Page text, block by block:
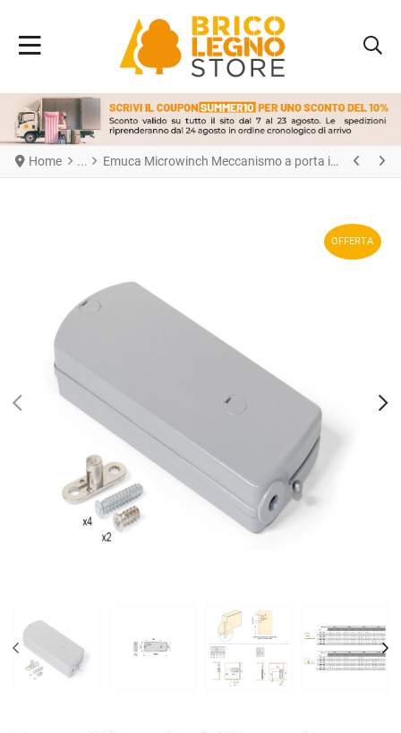
Home Emuca Microwinch Meccanismo a porta incernierata, 6 kg, Acciaio e Tecnoplastica, Grigia
PREV
OFFERTA